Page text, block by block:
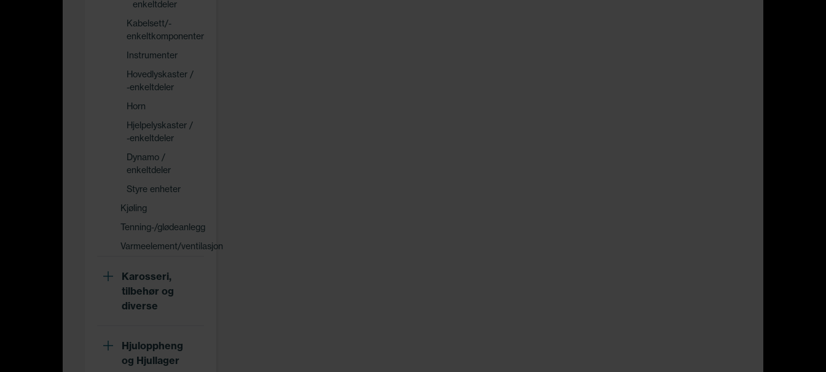
enkeltdeler
Kabelsett/-
enkeltkomponenter
Instrumenter
Hovedlyskaster /
-enkeltdeler
Horn
Hjelpelyskaster /
-enkeltdeler
Dynamo /
enkeltdeler
Styre enheter
Kjøling
Tenning-/glødeanlegg
Varmeelement/ventilasjon
Karosseri,
tilbehør og
diverse
Hjuloppheng
og Hjullager